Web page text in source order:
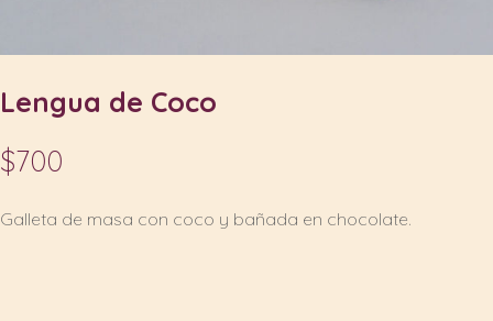
Lengua de Coco
$700
Galleta de masa con coco y bañada en chocolate.